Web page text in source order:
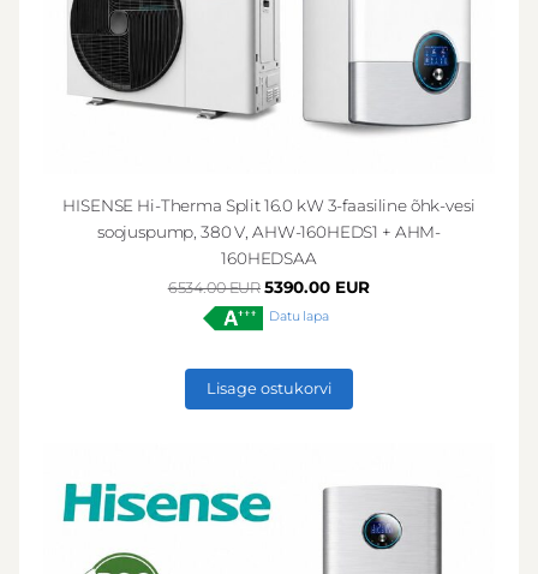
HISENSE Hi-Therma Split 16.0 kW 3-faasiline õhk-vesi
soojuspump, 380 V, AHW-160HEDS1 + AHM-
160HEDSAA
6534.00 EUR 5390.00 EUR
Datu lapa
Lisage ostukorvi